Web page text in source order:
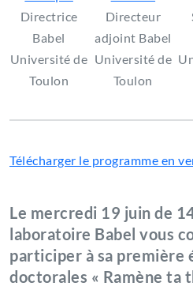
Directrice
Babel
Université de
Toulon
Directeur
adjoint Babel
Université de
Toulon
Télécharger le programme en
Le mercredi 19 juin de
laboratoire Babel vous
participer à sa première
doctorales « Ramène ta